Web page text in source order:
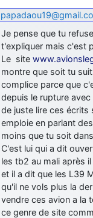
Je pense que tu
t'expliquer mais c'est
Le site
montre que soit tu
complice parce que
depuis le rupture
de juste lire ces écrits
emploie en parlant
moins que tu soit
C'est lui qui a dit
les tb2 au mali après
et il a dit que les L39
qu'il ne vols plus la
vendre ces avion a la
ce genre de site